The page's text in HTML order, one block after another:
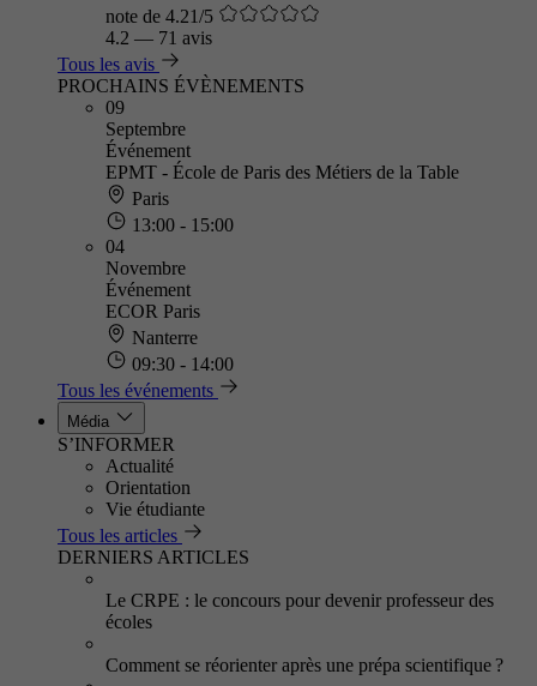
note de 4.21/5
4.2 — 71 avis
Tous les avis
PROCHAINS ÉVÈNEMENTS
09
Septembre
Événement
EPMT - École de Paris des Métiers de la Table
Paris
13:00 - 15:00
04
Novembre
Événement
ECOR Paris
Nanterre
09:30 - 14:00
Tous les événements
Média
S’INFORMER
Actualité
Orientation
Vie étudiante
Tous les articles
DERNIERS ARTICLES
Le CRPE : le concours pour devenir professeur des
écoles
Comment se réorienter après une prépa scientifique ?